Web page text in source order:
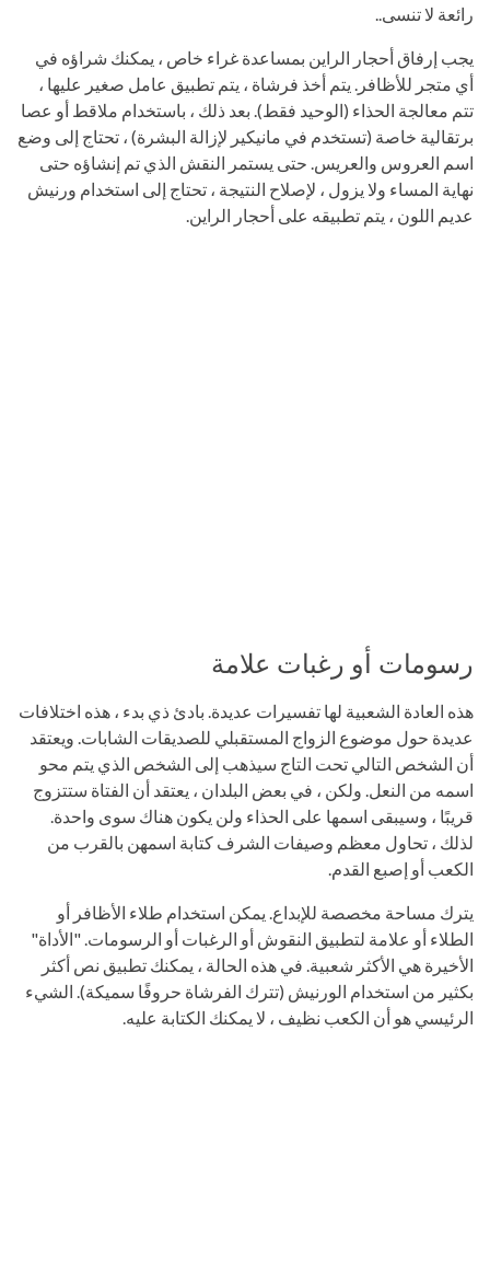
رائعة لا تنسى..
يجب إرفاق أحجار الراين بمساعدة غراء خاص ، يمكنك شراؤه في
أي متجر للأظافر. يتم أخذ فرشاة ، يتم تطبيق عامل صغير عليها ،
تتم معالجة الحذاء (الوحيد فقط). بعد ذلك ، باستخدام ملاقط أو عصا
برتقالية خاصة (تستخدم في مانيكير لإزالة البشرة) ، تحتاج إلى وضع
اسم العروس والعريس. حتى يستمر النقش الذي تم إنشاؤه حتى
نهاية المساء ولا يزول ، لإصلاح النتيجة ، تحتاج إلى استخدام ورنيش
عديم اللون ، يتم تطبيقه على أحجار الراين.
رسومات أو رغبات علامة
هذه العادة الشعبية لها تفسيرات عديدة. بادئ ذي بدء ، هذه اختلافات
عديدة حول موضوع الزواج المستقبلي للصديقات الشابات. ويعتقد
أن الشخص التالي تحت التاج سيذهب إلى الشخص الذي يتم محو
اسمه من النعل. ولكن ، في بعض البلدان ، يعتقد أن الفتاة ستتزوج
قريبًا ، وسيبقى اسمها على الحذاء ولن يكون هناك سوى واحدة.
لذلك ، تحاول معظم وصيفات الشرف كتابة اسمهن بالقرب من
الكعب أو إصبع القدم.
يترك مساحة مخصصة للإبداع. يمكن استخدام طلاء الأظافر أو
الطلاء أو علامة لتطبيق النقوش أو الرغبات أو الرسومات. "الأداة"
الأخيرة هي الأكثر شعبية. في هذه الحالة ، يمكنك تطبيق نص أكثر
بكثير من استخدام الورنيش (تترك الفرشاة حروفًا سميكة). الشيء
الرئيسي هو أن الكعب نظيف ، لا يمكنك الكتابة عليه.